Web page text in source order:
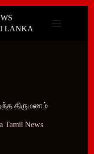
LANKA
திருமணம்
Tamil News